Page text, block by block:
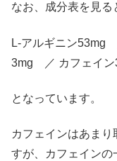
なお、成分表を見る
L-アルギニン
3mg ／ カフェイン
となっています。
カフェインはあまり
すが、カフェインの